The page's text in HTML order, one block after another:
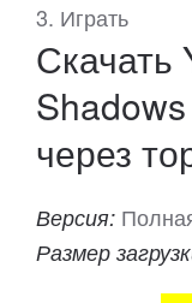
3. Играть
Скачать
через
Версия:
Размер